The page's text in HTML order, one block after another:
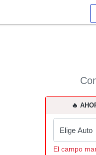
🔥
El campo